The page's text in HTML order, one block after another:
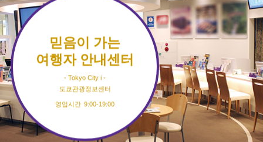
믿음이 가는
여행자 안내센터
Tokyo City i
도쿄관광정보센터
9:00-19:00